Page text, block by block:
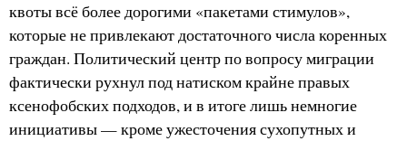
квоты всё более дорогими «пакетами стимулов»,
которые не привлекают достаточного числа коренных
граждан. Политический центр по вопросу миграции
фактически рухнул под натиском крайне правых
ксенофобских подходов, и в итоге лишь немногие
инициативы — кроме ужесточения сухопутных и